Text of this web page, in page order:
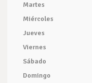
Martes
Miércoles
Jueves
Viernes
Sábado
Domingo